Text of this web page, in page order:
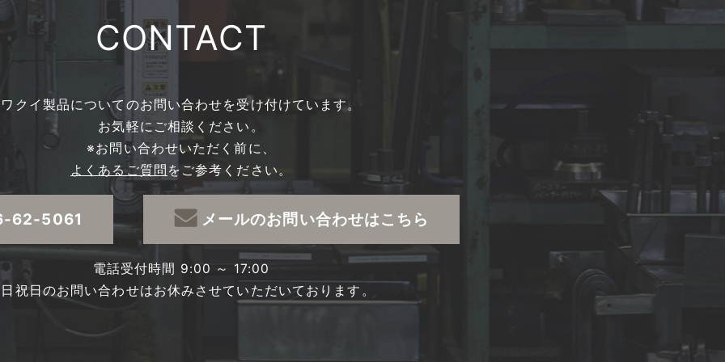
CONTACT
ワクイ製品についてのお問い合わせを受け付けています。
お気軽にご相談ください。
※お問い合わせいただく前に、
よくあるご質問 をご参考ください。
62-5061 メールのお問い合わせはこちら
電話受付時間 9:00 ～ 17:00
祝日のお問い合わせはお休みさせていただいております。